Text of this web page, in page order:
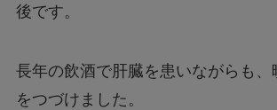
後です。
長年の飲酒で肝臓を患いながらも、
をつづけました。